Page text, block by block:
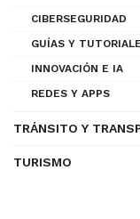
CIBERSEGURIDAD
GUÍAS Y
INNOVACIÓN E IA
REDES Y APPS
TRÁNSITO Y
TURISMO